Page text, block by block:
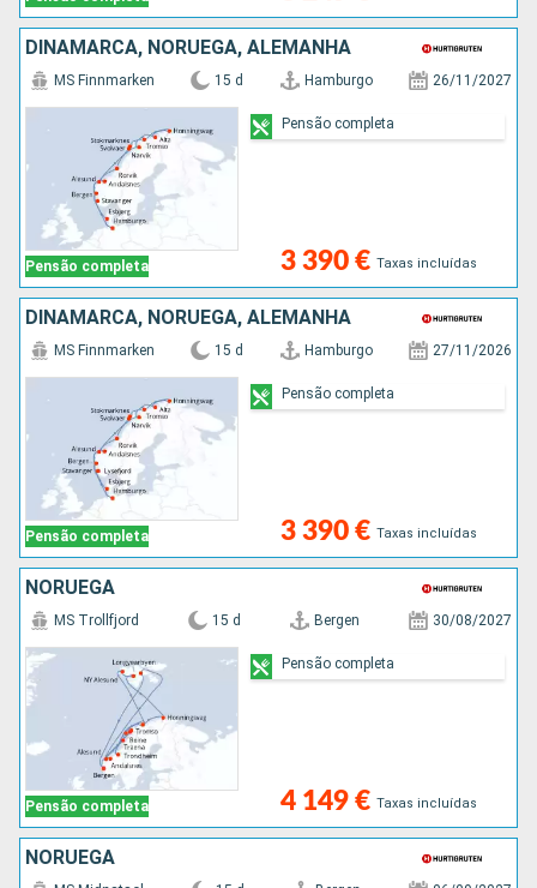
DINAMARCA, NORUEGA, ALEMANHA
Pensão completa
MS Finnmarken 15 d Hamburgo 26/11/2027
3 390 € Taxas incluídas
Pensão completa
DINAMARCA, NORUEGA, ALEMANHA
Pensão completa
MS Finnmarken 15 d Hamburgo 27/11/2026
3 390 € Taxas incluídas
Pensão completa
NORUEGA
Pensão completa
MS Trollfjord 15 d Bergen 30/08/2027
4 149 € Taxas incluídas
Pensão completa
NORUEGA